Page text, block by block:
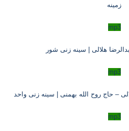
زمینه
mp3
هلالی | سینه زنی شور
mp3
– حاج روح الله بهمنی | سینه زنی واحد
mp3